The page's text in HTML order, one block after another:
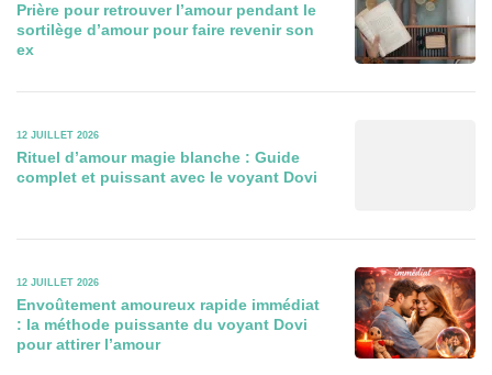
Prière pour retrouver l’amour pendant le
sortilège d’amour pour faire revenir son
ex
12 JUILLET 2026
Rituel d’amour magie blanche : Guide
complet et puissant avec le voyant Dovi
12 JUILLET 2026
Envoûtement amoureux rapide immédiat
: la méthode puissante du voyant Dovi
pour attirer l’amour